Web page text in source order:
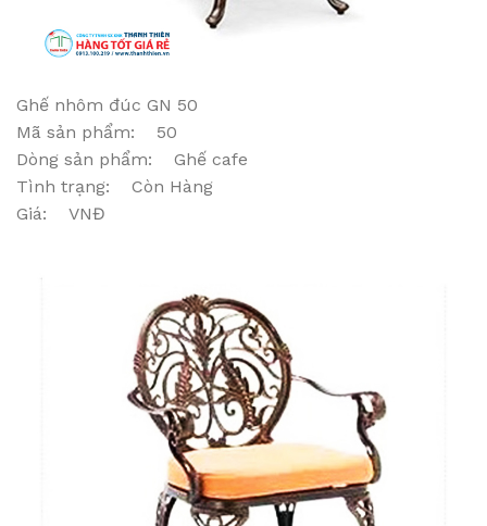
Ghế nhôm đúc GN 50
Mã sản phẩm: 50
Dòng sản phẩm: Ghế cafe
Tình trạng: Còn Hàng
Giá: VNĐ